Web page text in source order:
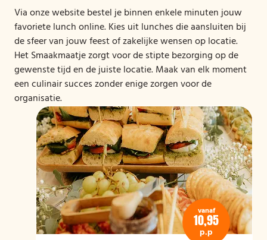
Via onze website bestel je binnen enkele minuten jouw
favoriete lunch online. Kies uit lunches die aansluiten bij
de sfeer van jouw feest of zakelijke wensen op locatie.
Het Smaakmaatje zorgt voor de stipte bezorging op de
gewenste tijd en de juiste locatie. Maak van elk moment
een culinair succes zonder enige zorgen voor de
organisatie.
vanaf
10,95
p.p